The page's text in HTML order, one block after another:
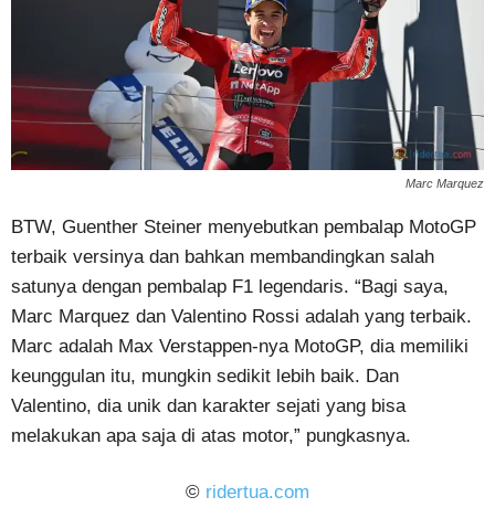
Marc Marquez
BTW, Guenther Steiner menyebutkan pembalap MotoGP
terbaik versinya dan bahkan membandingkan salah
satunya dengan pembalap F1 legendaris. “Bagi saya,
Marc Marquez dan Valentino Rossi adalah yang terbaik.
Marc adalah Max Verstappen-nya MotoGP, dia memiliki
keunggulan itu, mungkin sedikit lebih baik. Dan
Valentino, dia unik dan karakter sejati yang bisa
melakukan apa saja di atas motor,” pungkasnya.
© ridertua.com